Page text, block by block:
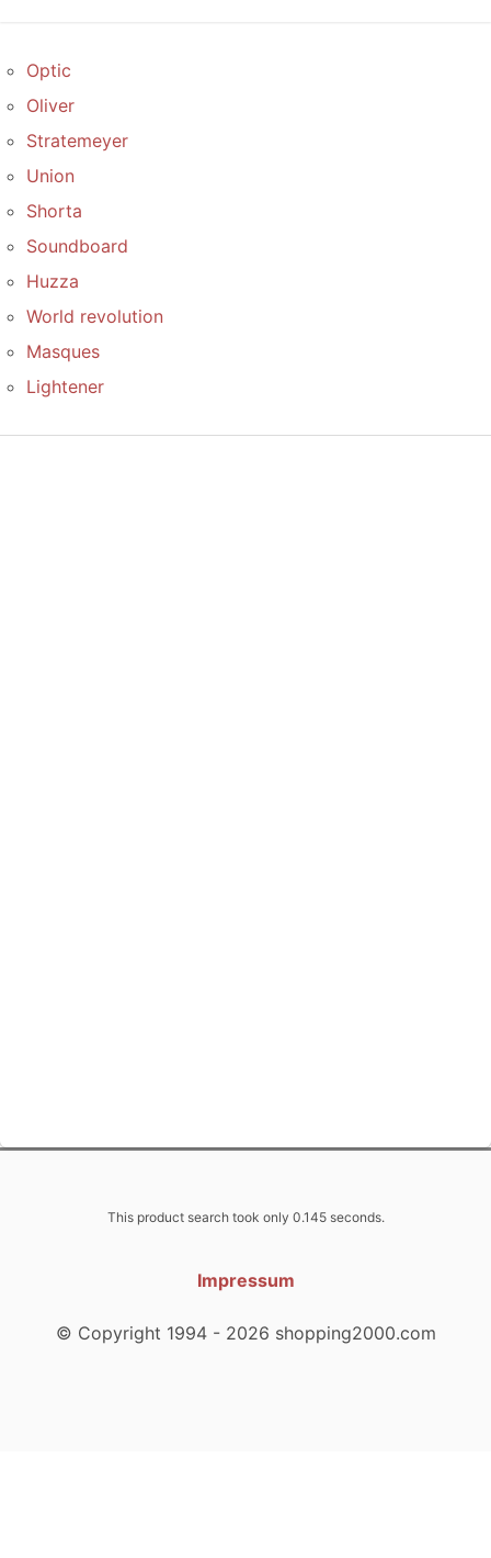
Optic
Oliver
Stratemeyer
Union
Shorta
Soundboard
Huzza
World revolution
Masques
Lightener
This product search took only 0.145 seconds.
Impressum
© Copyright 1994 - 2026 shopping2000.com